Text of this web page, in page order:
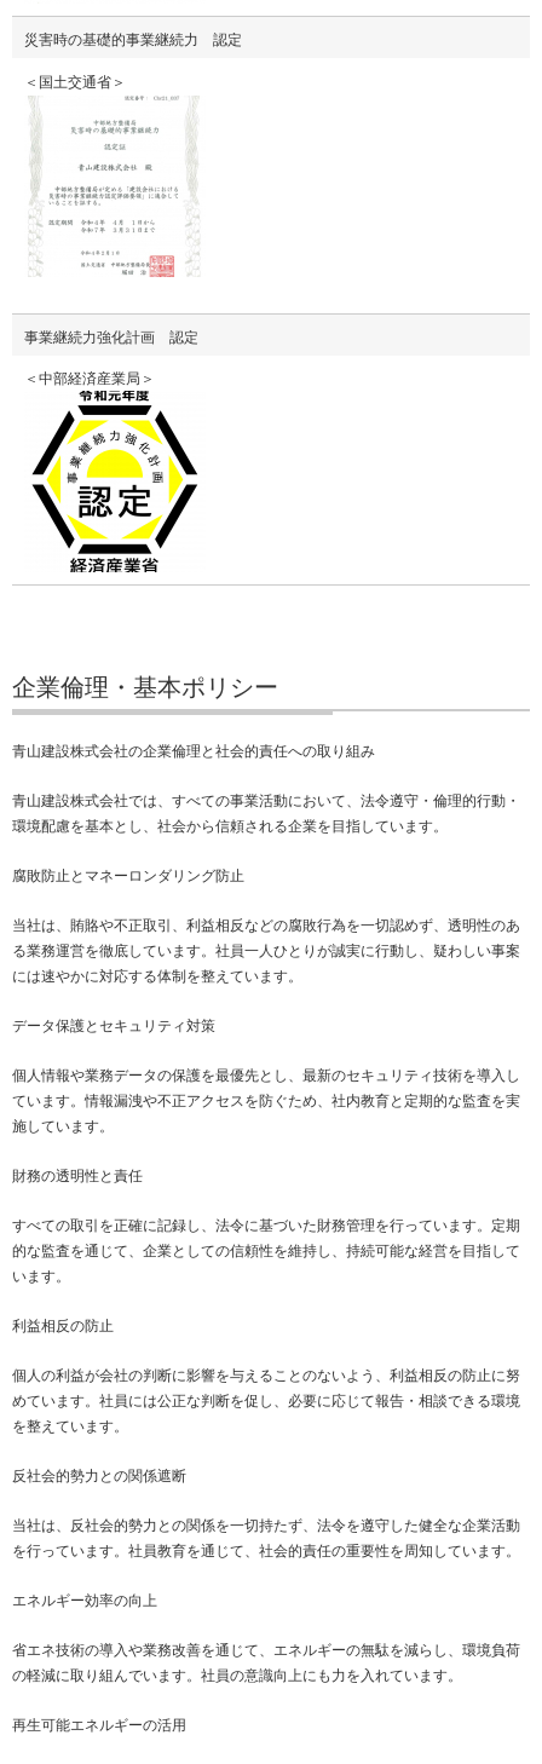
災害時の基礎的事業継続力 認定
＜国土交通省＞
事業継続力強化計画 認定
＜中部経済産業局＞
企業倫理・基本ポリシー
青山建設株式会社の企業倫理と社会的責任への取り組み
青山建設株式会社では、すべての事業活動において、法令遵守・倫理的行動・
環境配慮を基本とし、社会から信頼される企業を目指しています。
腐敗防止とマネーロンダリング防止
当社は、賄賂や不正取引、利益相反などの腐敗行為を一切認めず、透明性のあ
る業務運営を徹底しています。社員一人ひとりが誠実に行動し、疑わしい事案
には速やかに対応する体制を整えています。
データ保護とセキュリティ対策
個人情報や業務データの保護を最優先とし、最新のセキュリティ技術を導入し
ています。情報漏洩や不正アクセスを防ぐため、社内教育と定期的な監査を実
施しています。
財務の透明性と責任
すべての取引を正確に記録し、法令に基づいた財務管理を行っています。定期
的な監査を通じて、企業としての信頼性を維持し、持続可能な経営を目指して
います。
利益相反の防止
個人の利益が会社の判断に影響を与えることのないよう、利益相反の防止に努
めています。社員には公正な判断を促し、必要に応じて報告・相談できる環境
を整えています。
反社会的勢力との関係遮断
当社は、反社会的勢力との関係を一切持たず、法令を遵守した健全な企業活動
を行っています。社員教育を通じて、社会的責任の重要性を周知しています。
エネルギー効率の向上
省エネ技術の導入や業務改善を通じて、エネルギーの無駄を減らし、環境負荷
の軽減に取り組んでいます。社員の意識向上にも力を入れています。
再生可能エネルギーの活用